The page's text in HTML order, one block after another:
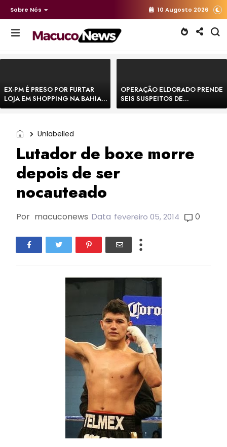
Sobre Nós 10 Augosto 2026
EX-PM É PRESO POR FURTAR
LOJA EM SHOPPING NA BAHIA E
ESCAPA CORRENDO DE
OPERAÇÃO ELDORADO PRENDE
SEIS SUSPEITOS DE
MOVIMENTAR R$ 25 MILHÕES
Unlabelled
Lutador de boxe morre
depois de ser
nocauteado
Por macuconews Data fevereiro 05, 2014 0